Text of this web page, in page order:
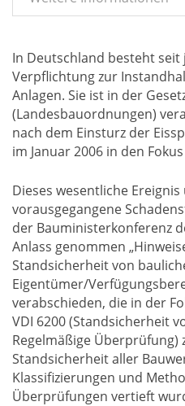
In Deutschland besteht seit
Verpflichtung zur
Anlagen. Sie ist in der
(Landesbauordnungen)
nach dem Einsturz der
im Januar 2006 in den
Dieses wesentliche
vorausgegangene
der Bauministerkonferenz
Anlass genommen
Standsicherheit von
Eigentümer/
verabschieden, die in der
VDI 6200 (Standsicherheit
Regelmäßige Überprüfung)
Standsicherheit aller
Klassifizierungen und
Überprüfungen vertieft